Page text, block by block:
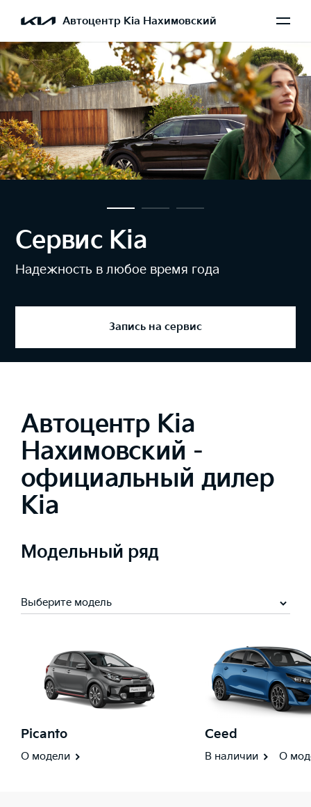
Автоцентр Kia Нахимовский
Сервис Kia
Надежность в любое время года
Запись на сервис
Автоцентр Kia
Нахимовский -
официальный дилер
Kia
Модельный ряд
Выберите модель
Picanto
О модели
Ceed
В наличии О